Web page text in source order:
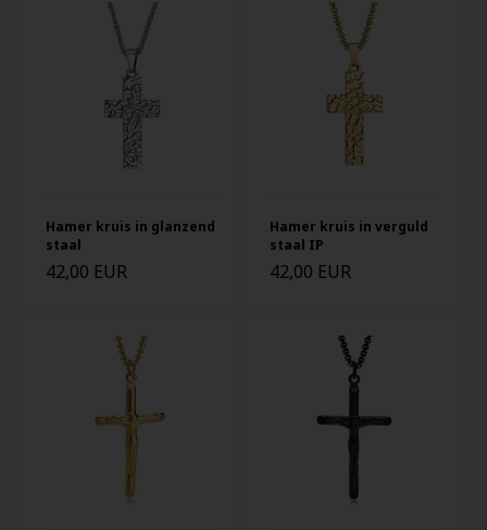
Hamer kruis in glanzend
staal
42,00 EUR
Hamer kruis in verguld
staal IP
42,00 EUR